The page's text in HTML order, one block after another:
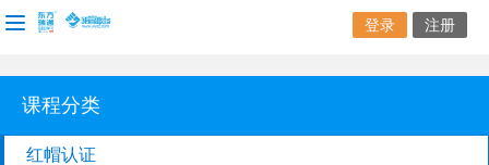
登录 注册
课程分类
红帽认证